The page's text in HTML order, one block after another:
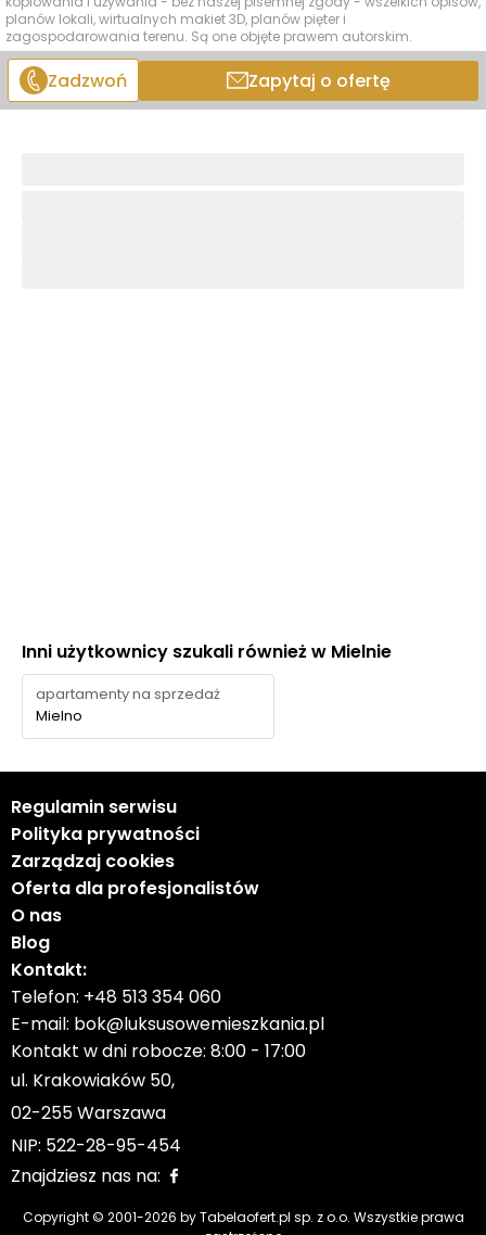
planów lokali, wirtualnych makiet 3D, planów pięter i
zagospodarowania terenu. Są one objęte prawem autorskim.
Zadzwoń Zapytaj o ofertę
Inni użytkownicy szukali również w Mielnie
apartamenty na sprzedaż
Mielno
Regulamin serwisu
Polityka prywatności
Zarządzaj cookies
Oferta dla profesjonalistów
O nas
Blog
Kontakt:
Telefon: +48 513 354 060
E-mail: bok@luksusowemieszkania.pl
Kontakt w dni robocze: 8:00 - 17:00
ul. Krakowiaków 50,
02-255 Warszawa
NIP: 522-28-95-454
Znajdziesz nas na:
Copyright © 2001-2026 by Tabelaofert.pl sp. z o.o. Wszystkie prawa